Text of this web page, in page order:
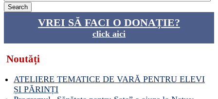
VREI SĂ FACI O DONAȚIE?
click aici
Noutăți
ATELIERE TEMATICE DE VARĂ PENTRU ELEVI
ȘI PĂRINȚI